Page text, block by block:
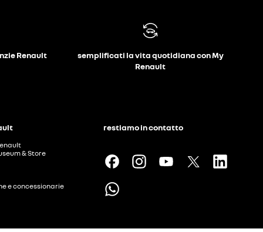
Renault
semplificati la vita quotidiana con My
Renault
& Store
e concessionarie
restiamo in contatto